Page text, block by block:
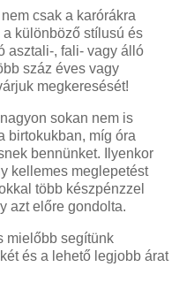
csak a karórákra
különböző stílusú és
asztali-, fali- vagy álló
száz éves vagy
megkeresését!
sokan nem is
birtokukban, míg óra
bennünket. Ilyenkor
kellemes meglepetést
több készpénzzel
azt előre gondolta.
mielőbb segítünk
és a lehető legjobb árat